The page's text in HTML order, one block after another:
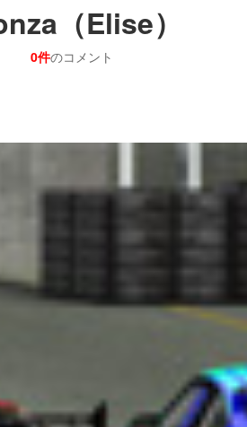
（Elise）
0件のコメント